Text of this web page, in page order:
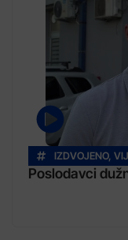
IZDVOJENO,
Poslodavci